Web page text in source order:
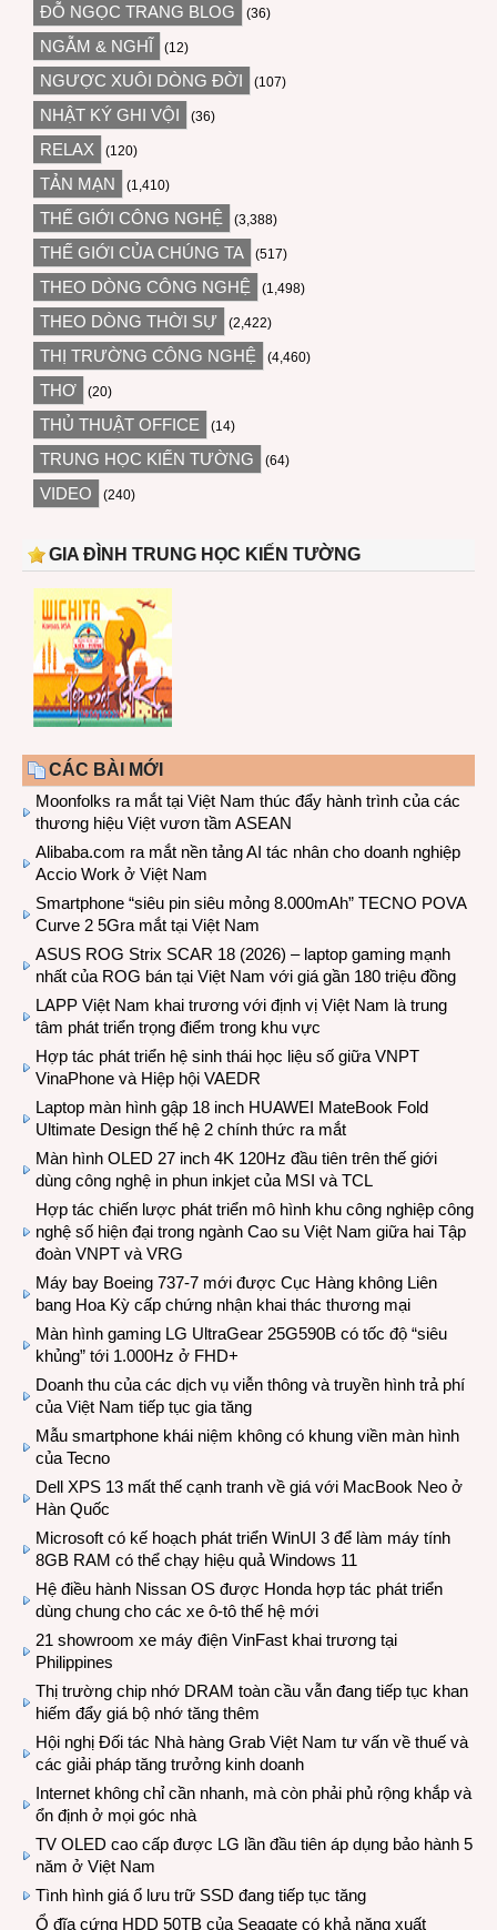
ĐỖ NGỌC TRANG BLOG (36)
NGẪM & NGHĨ (12)
NGƯỢC XUÔI DÒNG ĐỜI (107)
NHẬT KÝ GHI VỘI (36)
RELAX (120)
TẢN MẠN (1,410)
THẾ GIỚI CÔNG NGHỆ (3,388)
THẾ GIỚI CỦA CHÚNG TA (517)
THEO DÒNG CÔNG NGHỆ (1,498)
THEO DÒNG THỜI SỰ (2,422)
THỊ TRƯỜNG CÔNG NGHỆ (4,460)
THƠ (20)
THỦ THUẬT OFFICE (14)
TRUNG HỌC KIẾN TƯỜNG (64)
VIDEO (240)
GIA ĐÌNH TRUNG HỌC KIẾN TƯỜNG
CÁC BÀI MỚI
Moonfolks ra mắt tại Việt Nam thúc đẩy hành trình của các
thương hiệu Việt vươn tầm ASEAN
Alibaba.com ra mắt nền tảng AI tác nhân cho doanh nghiệp
Accio Work ở Việt Nam
Smartphone “siêu pin siêu mỏng 8.000mAh” TECNO POVA
Curve 2 5Gra mắt tại Việt Nam
ASUS ROG Strix SCAR 18 (2026) – laptop gaming mạnh
nhất của ROG bán tại Việt Nam với giá gần 180 triệu đồng
LAPP Việt Nam khai trương với định vị Việt Nam là trung
tâm phát triển trọng điểm trong khu vực
Hợp tác phát triển hệ sinh thái học liệu số giữa VNPT
VinaPhone và Hiệp hội VAEDR
Laptop màn hình gập 18 inch HUAWEI MateBook Fold
Ultimate Design thế hệ 2 chính thức ra mắt
Màn hình OLED 27 inch 4K 120Hz đầu tiên trên thế giới
dùng công nghệ in phun inkjet của MSI và TCL
Hợp tác chiến lược phát triển mô hình khu công nghiệp công
nghệ số hiện đại trong ngành Cao su Việt Nam giữa hai Tập
đoàn VNPT và VRG
Máy bay Boeing 737-7 mới được Cục Hàng không Liên
bang Hoa Kỳ cấp chứng nhận khai thác thương mại
Màn hình gaming LG UltraGear 25G590B có tốc độ “siêu
khủng” tới 1.000Hz ở FHD+
Doanh thu của các dịch vụ viễn thông và truyền hình trả phí
của Việt Nam tiếp tục gia tăng
Mẫu smartphone khái niệm không có khung viền màn hình
của Tecno
Dell XPS 13 mất thế cạnh tranh về giá với MacBook Neo ở
Hàn Quốc
Microsoft có kế hoạch phát triển WinUI 3 để làm máy tính
8GB RAM có thể chạy hiệu quả Windows 11
Hệ điều hành Nissan OS được Honda hợp tác phát triển
dùng chung cho các xe ô-tô thế hệ mới
21 showroom xe máy điện VinFast khai trương tại
Philippines
Thị trường chip nhớ DRAM toàn cầu vẫn đang tiếp tục khan
hiếm đẩy giá bộ nhớ tăng thêm
Hội nghị Đối tác Nhà hàng Grab Việt Nam tư vấn về thuế và
các giải pháp tăng trưởng kinh doanh
Internet không chỉ cần nhanh, mà còn phải phủ rộng khắp và
ổn định ở mọi góc nhà
TV OLED cao cấp được LG lần đầu tiên áp dụng bảo hành 5
năm ở Việt Nam
Tình hình giá ổ lưu trữ SSD đang tiếp tục tăng
Ổ đĩa cứng HDD 50TB của Seagate có khả năng xuất